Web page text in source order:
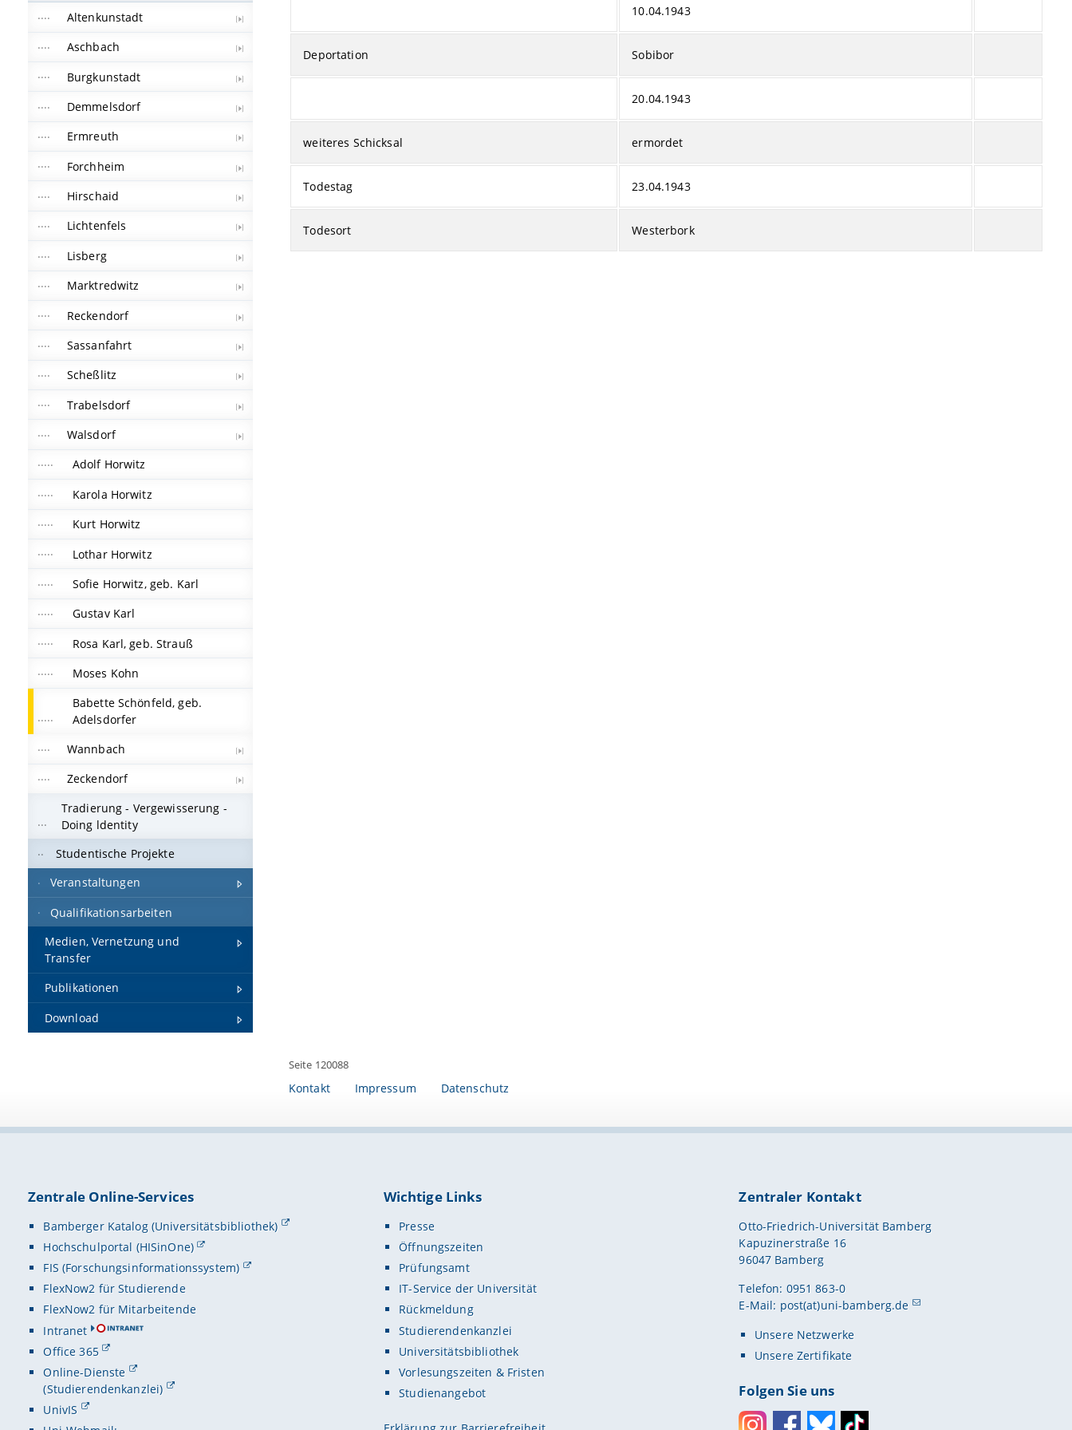
Altenkunstadt
Aschbach
Burgkunstadt
Demmelsdorf
Ermreuth
Forchheim
Hirschaid
Lichtenfels
Lisberg
Marktredwitz
Reckendorf
Sassanfahrt
Scheßlitz
Trabelsdorf
Walsdorf
Adolf Horwitz
Karola Horwitz
Kurt Horwitz
Lothar Horwitz
Sofie Horwitz, geb. Karl
Gustav Karl
Rosa Karl, geb. Strauß
Moses Kohn
Babette Schönfeld, geb.
Adelsdorfer
Wannbach
Zeckendorf
Tradierung - Vergewisserung -
Doing ldentity
Studentische Projekte
Veranstaltungen
Qualifikationsarbeiten
Medien, Vernetzung und
Transfer
Publikationen
Download
10.04.1943
Deportation Sobibor
20.04.1943
weiteres Schicksal ermordet
Todestag 23.04.1943
Todesort Westerbork
Seite 120088
Kontakt Impressum Datenschutz
Zentrale Online-Services
Bamberger Katalog (Universitätsbibliothek)
Hochschulportal (HISinOne)
FIS (Forschungsinformationssystem)
FlexNow2 für Studierende
FlexNow2 für Mitarbeitende
Intranet
Office 365
Online-Dienste
(Studierendenkanzlei)
UnivIS
Wichtige Links
Presse
Öffnungszeiten
Prüfungsamt
IT-Service der Universität
Rückmeldung
Studierendenkanzlei
Universitätsbibliothek
Vorlesungszeiten & Fristen
Studienangebot
Zentraler Kontakt
Otto-Friedrich-Universität Bamberg
Kapuzinerstraße 16
96047 Bamberg
Telefon: 0951 863-0
E-Mail: post(at)uni-bamberg.de
Unsere Netzwerke
Unsere Zertifikate
Folgen Sie uns